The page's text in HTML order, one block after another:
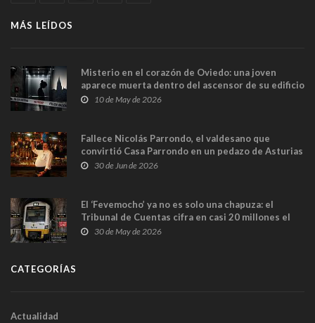
MÁS LEÍDOS
Misterio en el corazón de Oviedo: una joven
aparece muerta dentro del ascensor de su edificio
y las cámaras captan sus últimos minutos
10 de May de 2026
Fallece Nicolás Parrondo, el valdesano que
convirtió Casa Parrondo en un pedazo de Asturias
en Madrid
30 de Jun de 2026
El ‘Fevemocho’ ya no es solo una chapuza: el
Tribunal de Cuentas cifra en casi 20 millones el
sobrecoste de los trenes que no cabían por los
30 de May de 2026
CATEGORÍAS
Actualidad